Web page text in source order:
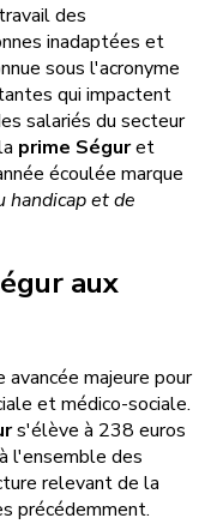
des
inadaptées et
sous l'acronyme
qui impactent
salariés du secteur
prime Séguret
écoulée marque
handicap et de
aux
majeure pour
et médico-sociale.
s'élève à 238 euros
l'ensemble des
relevant de la
précédemment.